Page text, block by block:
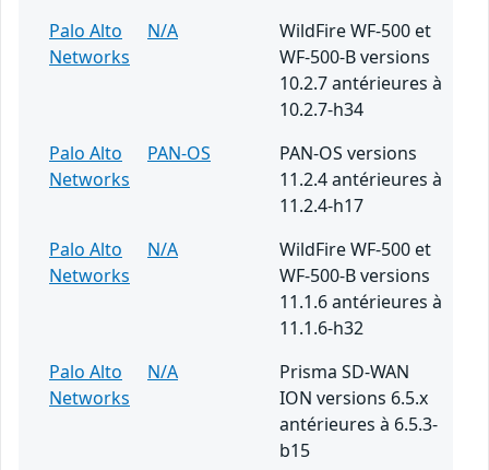
Palo Alto
Networks
N/A
WildFire WF-500 et
WF-500-B versions
10.2.7 antérieures à
10.2.7-h34
Palo Alto
Networks
PAN-OS
PAN-OS versions
11.2.4 antérieures à
11.2.4-h17
Palo Alto
Networks
N/A
WildFire WF-500 et
WF-500-B versions
11.1.6 antérieures à
11.1.6-h32
Palo Alto
Networks
N/A
Prisma SD-WAN
ION versions 6.5.x
antérieures à 6.5.3-
b15